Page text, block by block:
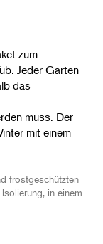
zum
Jeder Garten
das
muss. Der
mit einem
frostgeschützten
in einem